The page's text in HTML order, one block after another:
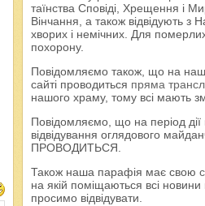
таїнства Сповіді, Хрещення і
Вінчання, а також відвідують з
хворих і немічних. Для
похорону.
Повідомляємо також, що на
сайті проводиться пряма
нашого храму, тому всі мають
Повідомляємо, що на період дії
відвідування оглядового
ПРОВОДИТЬСЯ.
Також наша парафія має свою
на якій поміщаються всі
просимо відвідувати.